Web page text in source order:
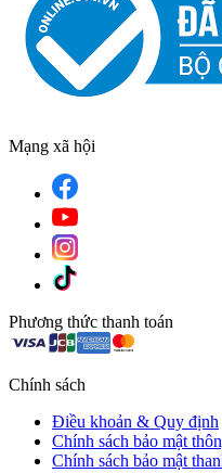
Mạng xã hội
Phương thức thanh toán
Chính sách
Điều khoản & Quy định
Chính sách bảo mật
Chính sách bảo mật